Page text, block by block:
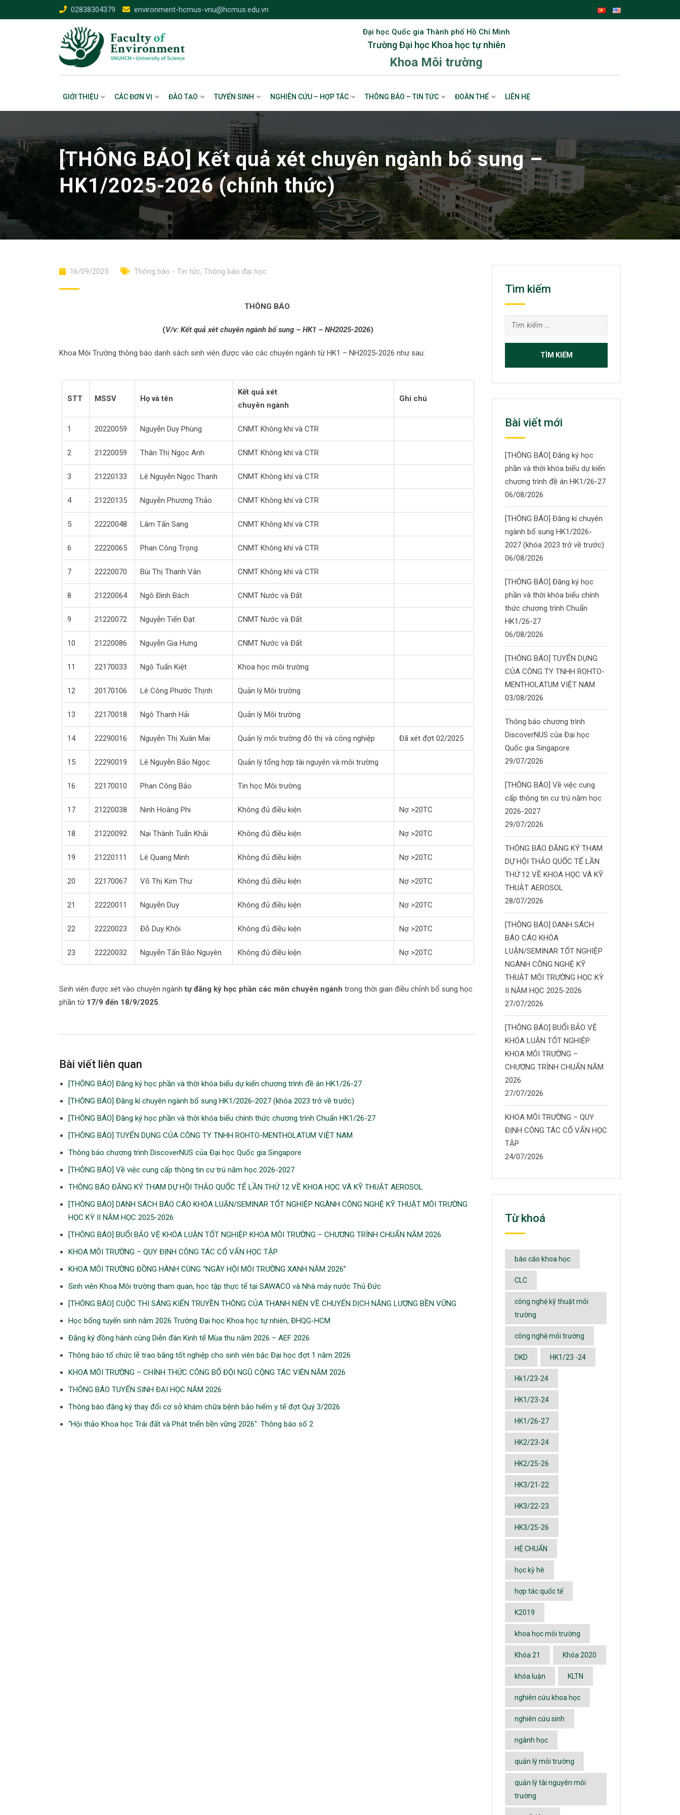
to
02838304379 environment-hcmus-vnu@hcmus.edu.vn
Đại học Quốc gia Thành phố Hồ Chí Minh
Trường Đại học Khoa học tự nhiên
Khoa Môi trường
GIỚI THIỆU CÁC ĐƠN VỊ ĐÀO TẠO TUYỂN SINH NGHIÊN CỨU – HỢP TÁC THÔNG BÁO – TIN TỨC ĐOÀN THỂ LIÊN HỆ
[THÔNG BÁO] Kết quả xét chuyên ngành bổ sung –
HK1/2025-2026 (chính thức)
16/09/2025 Thông báo - Tin tức, Thông báo đại học
THÔNG BÁO
(V/v: Kết quả xét chuyên ngành bổ sung – HK1 – NH2025-2026)
Khoa Môi Trường thông báo danh sách sinh viên được vào các chuyên ngành từ HK1 – NH2025-2026 như sau:
STT MSSV Họ và tên
Kết quả xét
chuyên ngành
Ghi chú
1 20220059 Nguyễn Duy Phùng CNMT Không khí và CTR
2 21220059 Thân Thị Ngọc Anh CNMT Không khí và CTR
3 21220133 Lê Nguyễn Ngọc Thanh CNMT Không khí và CTR
4 21220135 Nguyễn Phương Thảo CNMT Không khí và CTR
5 22220048 Lâm Tấn Sang CNMT Không khí và CTR
6 22220065 Phan Công Trọng CNMT Không khí và CTR
7 22220070 Bùi Thị Thanh Vân CNMT Không khí và CTR
8 21220064 Ngô Đình Bách CNMT Nước và Đất
9 21220072 Nguyễn Tiến Đạt CNMT Nước và Đất
10 21220086 Nguyễn Gia Hưng CNMT Nước và Đất
11 22170033 Ngô Tuấn Kiệt Khoa học môi trường
12 20170106 Lê Công Phước Thịnh Quản lý Môi trường
13 22170018 Ngô Thanh Hải Quản lý Môi trường
14 22290016 Nguyễn Thị Xuân Mai Quản lý môi trường đô thị và công nghiệp Đã xét đợt 02/2025
15 22290019 Lê Nguyễn Bảo Ngọc Quản lý tổng hợp tài nguyên và môi trường
16 22170010 Phan Công Bảo Tin học Môi trường
17 21220038 Ninh Hoàng Phi Không đủ điều kiện Nợ >20TC
18 21220092 Nại Thành Tuấn Khải Không đủ điều kiện Nợ >20TC
19 21220111 Lê Quang Minh Không đủ điều kiện Nợ >20TC
20 22170067 Võ Thị Kim Thư Không đủ điều kiện Nợ >20TC
21 22220011 Nguyễn Duy Không đủ điều kiện Nợ >20TC
22 22220023 Đỗ Duy Khôi Không đủ điều kiện Nợ >20TC
23 22220032 Nguyễn Tấn Bảo Nguyên Không đủ điều kiện Nợ >20TC
Sinh viên được xét vào chuyên ngành tự đăng ký học phần các môn chuyên ngành trong thời gian điều chỉnh bổ sung học
phần từ 17/9 đến 18/9/2025.
Bài viết liên quan
[THÔNG BÁO] Đăng ký học phần và thời khóa biểu dự kiến chương trình đề án HK1/26-27
[THÔNG BÁO] Đăng kí chuyên ngành bổ sung HK1/2026-2027 (khóa 2023 trở về trước)
[THÔNG BÁO] Đăng ký học phần và thời khóa biểu chính thức chương trình Chuẩn HK1/26-27
[THÔNG BÁO] TUYỂN DỤNG CỦA CÔNG TY TNHH ROHTO-MENTHOLATUM VIỆT NAM
Thông báo chương trình DiscoverNUS của Đại học Quốc gia Singapore
[THÔNG BÁO] Về việc cung cấp thông tin cư trú năm học 2026-2027
THÔNG BÁO ĐĂNG KÝ THAM DỰ HỘI THẢO QUỐC TẾ LẦN THỨ 12 VỀ KHOA HỌC VÀ KỸ THUẬT AEROSOL
[THÔNG BÁO] DANH SÁCH BÁO CÁO KHÓA LUẬN/SEMINAR TỐT NGHIỆP NGÀNH CÔNG NGHỆ KỸ THUẬT MÔI TRƯỜNG
HỌC KỲ II NĂM HỌC 2025-2026
[THÔNG BÁO] BUỔI BẢO VỆ KHÓA LUẬN TỐT NGHIỆP KHOA MÔI TRƯỜNG – CHƯƠNG TRÌNH CHUẨN NĂM 2026
KHOA MÔI TRƯỜNG – QUY ĐỊNH CÔNG TÁC CỐ VẤN HỌC TẬP
KHOA MÔI TRƯỜNG ĐỒNG HÀNH CÙNG “NGÀY HỘI MÔI TRƯỜNG XANH NĂM 2026”
Sinh viên Khoa Môi trường tham quan, học tập thực tế tại SAWACO và Nhà máy nước Thủ Đức
[THÔNG BÁO] CUỘC THI SÁNG KIẾN TRUYỀN THÔNG CỦA THANH NIÊN VỀ CHUYẾN DỊCH NĂNG LƯỢNG BỀN VỮNG
Học bổng tuyển sinh năm 2026 Trường Đại học Khoa học tự nhiên, ĐHQG-HCM
Đăng ký đồng hành cùng Diễn đàn Kinh tế Mùa thu năm 2026 – AEF 2026
Thông báo tổ chức lễ trao bằng tốt nghiệp cho sinh viên bậc Đại học đợt 1 năm 2026
KHOA MÔI TRƯỜNG – CHÍNH THỨC CÔNG BỐ ĐỘI NGŨ CỘNG TÁC VIÊN NĂM 2026
THÔNG BÁO TUYỂN SINH ĐẠI HỌC NĂM 2026
Thông báo đăng ký thay đổi cơ sở khám chữa bệnh bảo hiểm y tế đợt Quý 3/2026
“Hội thảo Khoa học Trái đất và Phát triển bền vững 2026″: Thông báo số 2
Tìm kiếm
Tìm
kiếm
Bài viết mới
[THÔNG BÁO] Đăng ký học
phần và thời khóa biểu dự kiến
chương trình đề án HK1/26-27
06/08/2026
[THÔNG BÁO] Đăng kí chuyên
ngành bổ sung HK1/2026-
2027 (khóa 2023 trở về trước)
06/08/2026
[THÔNG BÁO] Đăng ký học
phần và thời khóa biểu chính
thức chương trình Chuẩn
HK1/26-27
06/08/2026
[THÔNG BÁO] TUYỂN DỤNG
CỦA CÔNG TY TNHH ROHTO-
MENTHOLATUM VIỆT NAM
03/08/2026
Thông báo chương trình
DiscoverNUS của Đại học
Quốc gia Singapore
29/07/2026
[THÔNG BÁO] Về việc cung
cấp thông tin cư trú năm học
2026-2027
29/07/2026
THÔNG BÁO ĐĂNG KÝ THAM
DỰ HỘI THẢO QUỐC TẾ LẦN
THỨ 12 VỀ KHOA HỌC VÀ KỸ
THUẬT AEROSOL
28/07/2026
[THÔNG BÁO] DANH SÁCH
BÁO CÁO KHÓA
LUẬN/SEMINAR TỐT NGHIỆP
NGÀNH CÔNG NGHỆ KỸ
THUẬT MÔI TRƯỜNG HỌC KỲ
II NĂM HỌC 2025-2026
27/07/2026
[THÔNG BÁO] BUỔI BẢO VỆ
KHÓA LUẬN TỐT NGHIỆP
KHOA MÔI TRƯỜNG –
CHƯƠNG TRÌNH CHUẨN NĂM
2026
27/07/2026
KHOA MÔI TRƯỜNG – QUY
ĐỊNH CÔNG TÁC CỐ VẤN HỌC
TẬP
24/07/2026
Từ khoá
báo cáo khoa học
CLC
công nghệ kỹ thuật môi
trường
công nghệ môi trường
DKD HK1/23 -24
Hk1/23-24
HK1/23-24
HK1/26-27
HK2/23-24
HK2/25-26
HK3/21-22
HK3/22-23
HK3/25-26
HỆ CHUẨN
học kỳ hè
hợp tác quốc tế
K2019
khoa học môi trường
Khóa 21 Khóa 2020
khóa luận KLTN
nghiên cứu khoa học
nghiên cứu sinh
ngành học
quản lý môi trường
quản lý tài nguyên môi
trường